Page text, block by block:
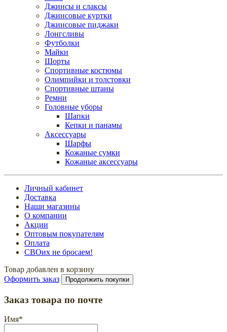
Джинсы и слаксы
Джинсовые куртки
Джинсовые пиджаки
Лонгсливы
Футболки
Майки
Шорты
Спортивные костюмы
Олимпийки и толстовки
Спортивные штаны
Ремни
Головные уборы
Шапки
Кепки и панамы
Аксессуары
Шарфы
Кожаные сумки
Кожаные аксессуары
Личный кабинет
Доставка
Наши магазины
О компании
Акции
Оптовым покупателям
Оплата
СВОих не бросаем!
Товар добавлен в корзину
Оформить заказ
Продолжить покупки
Заказ товара по почте
Имя*